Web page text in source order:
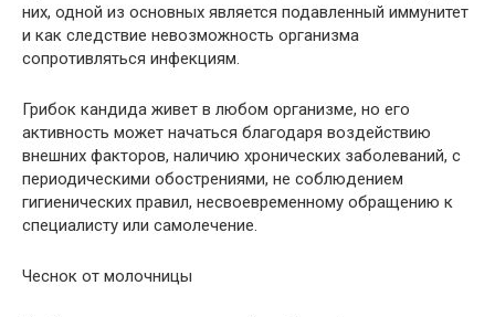
них, одной из основных является подавленный иммунитет
и как следствие невозможность организма
сопротивляться инфекциям.
Грибок кандида живет в любом организме, но его
активность может начаться благодаря воздействию
внешних факторов, наличию хронических заболеваний, с
периодическими обострениями, не соблюдением
гигиенических правил, несвоевременному обращению к
специалисту или самолечение.
Чеснок от молочницы